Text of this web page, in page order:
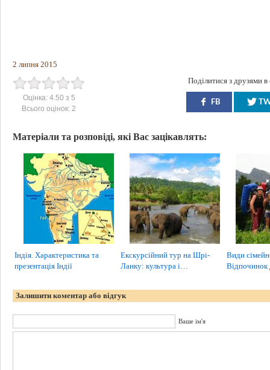
2 липня 2015
Оцінка: 4.50 з 5
Всього оцінок: 2
Поділитися з друзями
FB
Матеріали та розповіді, які Вас зацікавлять:
Індія. Характеристика та
презентація Індії
Екскурсійний тур на Шрі-
Ланку: культура і…
Види
Залишити коментар або відгук
Ваше ім'я